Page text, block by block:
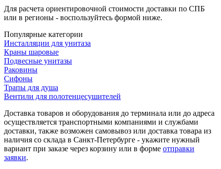
Для расчета ориентировочной стоимости доставки по СПБ
или в регионы - воспользуйтесь формой ниже.
Популярные категории
Инсталляции для унитаза
Краны шаровые
Подвесные унитазы
Раковины
Сифоны
Трапы для душа
Вентили для полотенцесушителей
Доставка товаров и оборудования до терминала или до адреса
осуществляется транспортными компаниями и службами
доставки, также возможен самовывоз или доставка товара из
наличия со склада в Санкт-Петербурге - укажите нужный
вариант при заказе через корзину или в форме отправки
заявки.